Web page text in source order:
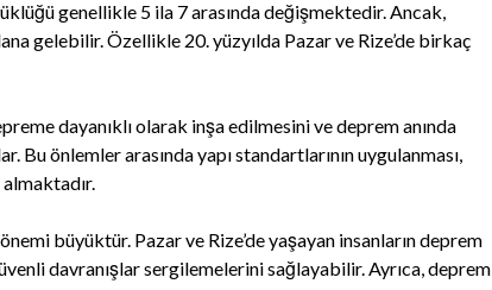
genellikle 5 ila 7 arasında değişmektedir. Ancak,
gelebilir. Özellikle 20. yüzyılda Pazar ve Rize’de birkaç
dayanıklı olarak inşa edilmesini ve deprem anında
önlemler arasında yapı standartlarının uygulanması,
büyüktür. Pazar ve Rize’de yaşayan insanların deprem
davranışlar sergilemelerini sağlayabilir. Ayrıca, deprem